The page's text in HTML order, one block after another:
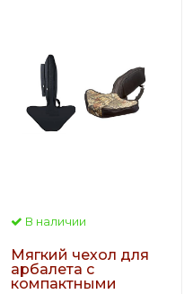
В наличии
Мягкий чехол для
арбалета с
компактными